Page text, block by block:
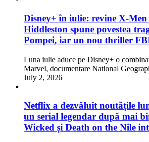
Disney+ în iulie: revine X-Men
Hiddleston spune povestea
Pompei, iar un nou thriller
Luna iulie aduce pe Disney+ o
Marvel, documentare National
July 2, 2026
Netflix a dezvăluit noutățile
un serial legendar după mai
Wicked și Death on the Nile